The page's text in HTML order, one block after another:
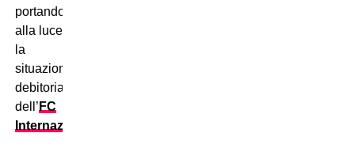
portando
alla luce
la
situazione
debitoria
dell’ FC
Internazionale